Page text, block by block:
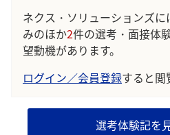
ネクス・ソリューションズに
みのほか2件の選考・面接体験
望動機があります。
ログイン／会員登録すると閲
選考体験記を